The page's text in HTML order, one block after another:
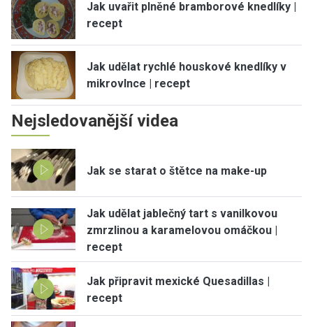
Jak uvařit plněné bramborové knedlíky |
recept
Jak udělat rychlé houskové knedlíky v
mikrovlnce | recept
Nejsledovanější videa
Jak se starat o štětce na make-up
Jak udělat jablečný tart s vanilkovou
zmrzlinou a karamelovou omáčkou |
recept
Jak připravit mexické Quesadillas |
recept